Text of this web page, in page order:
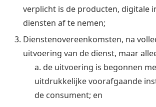
verplicht is de producten, digitale
diensten af te nemen;
Dienstenovereenkomsten, na
uitvoering van de dienst, maar
a. de uitvoering is begonnen
uitdrukkelijke voorafgaande
de consument; en